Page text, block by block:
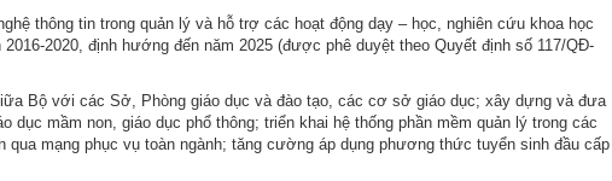
thông tin trong quản lý và hỗ trợ các hoạt động dạy – học, nghiên cứu khoa học
2020, định hướng đến năm 2025 (được phê duyệt theo Quyết định số 117/QĐ-
Bộ với các Sở, Phòng giáo dục và đào tạo, các cơ sở giáo dục; xây dựng và đưa
mầm non, giáo dục phổ thông; triển khai hệ thống phần mềm quản lý trong các
mạng phục vụ toàn ngành; tăng cường áp dụng phương thức tuyển sinh đầu cấp